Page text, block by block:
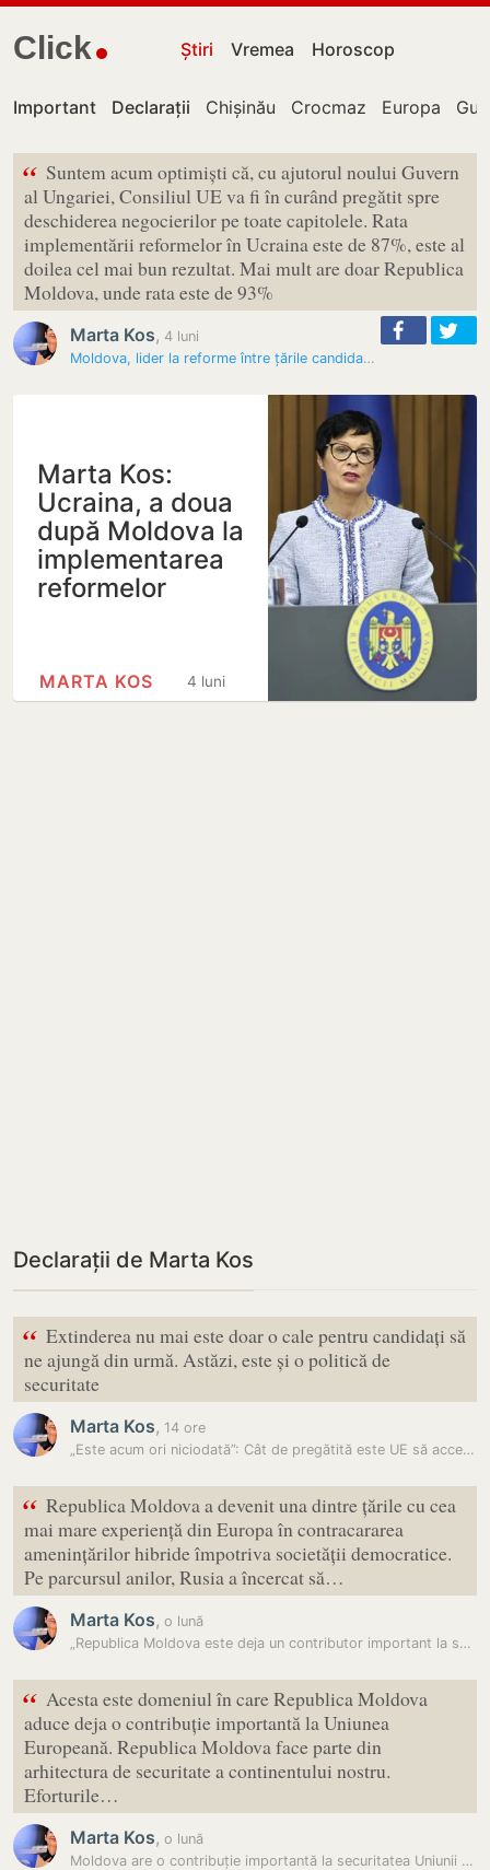
Click Știri Vremea Horoscop
Important Declarații Chișinău Crocmaz Europa
“ Suntem acum optimiști că, cu ajutorul noului Guvern
al Ungariei, Consiliul UE va fi în curând pregătit spre
deschiderea negocierilor pe toate capitolele. Rata
implementării reformelor în Ucraina este de 87%, este al
doilea cel mai bun rezultat. Mai mult are doar Republica
Moldova, unde rata este de 93%
Marta Kos, 4 luni
Moldova, lider la reforme între țările candidate la UE
Marta Kos:
Ucraina, a doua
după Moldova la
implementarea
reformelor
4 luni
MARTA KOS
Declarații de Marta Kos
“ Extinderea nu mai este doar o cale pentru candidați să
ne ajungă din urmă. Astăzi, este și o politică de
securitate
Marta Kos, 14 ore
„Este acum ori niciodată”: Cât de pregătită este UE să accepte Moldova…
“ Republica Moldova a devenit una dintre țările cu cea
mai mare experiență din Europa în contracararea
amenințărilor hibride împotriva societății democratice.
Pe parcursul anilor, Rusia a încercat să…
Marta Kos, o lună
„Republica Moldova este deja un contributor important la securitatea…
“ Acesta este domeniul în care Republica Moldova
aduce deja o contribuție importantă la Uniunea
Europeană. Republica Moldova face parte din
arhitectura de securitate a continentului nostru.
Eforturile…
Marta Kos, o lună
Moldova are o contribuție importantă la securitatea Uniunii Europene,…